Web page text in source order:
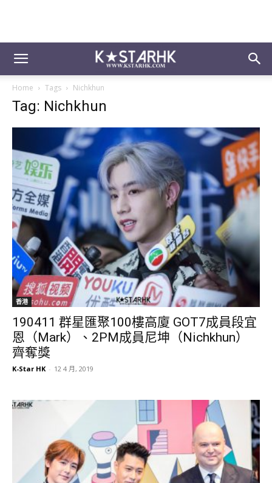
Home Tags Nichkhun
Tag: Nichkhun
香港
190411 群星匯聚100樓高廈 GOT7成員段宜
恩（Mark）、2PM成員尼坤（Nichkhun）
齊奪獎
K-Star HK - 12 4 月, 2019